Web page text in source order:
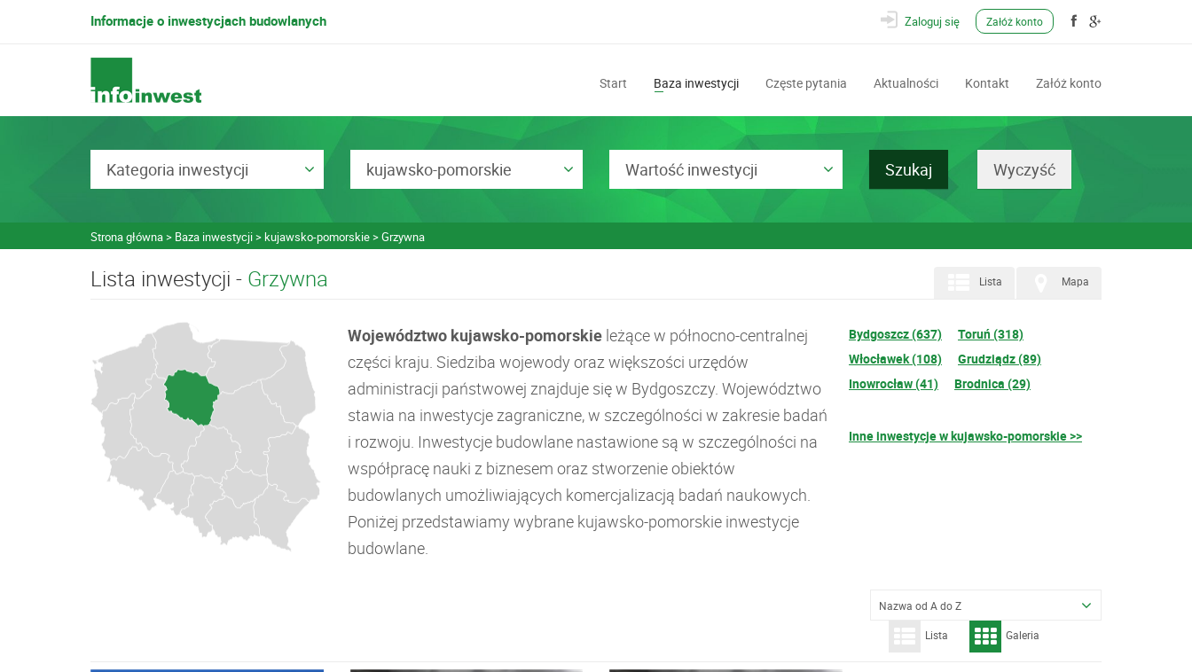
Informacje o inwestycjach budowlanych Zaloguj się Załóż konto
Start Baza inwestycji Częste pytania Aktualności Kontakt Załóż konto
Kategoria inwestycji kujawsko-pomorskie Wartość inwestycji
Strona główna Baza inwestycji kujawsko-pomorskie Grzywna
Lista inwestycji - Grzywna Mapa
Lista
Województwo kujawsko-pomorskie leżące w północno-centralnej
części kraju. Siedziba wojewody oraz większości urzędów
administracji państwowej znajduje się w Bydgoszczy. Województwo
stawia na inwestycje zagraniczne, w szczególności w zakresie badań
i rozwoju. Inwestycje budowlane nastawione są w szczególności na
współpracę nauki z biznesem oraz stworzenie obiektów
budowlanych umożliwiających komercjalizacją badań naukowych.
Poniżej przedstawiamy wybrane kujawsko-pomorskie inwestycje
budowlane.
Bydgoszcz (637)
Toruń (318)
Włocławek (108)
Grudziądz (89)
Inowrocław (41)
Brodnica (29)
Inne inwestycje w kujawsko-pomorskie >>
Nazwa od A do Z
Lista Galeria